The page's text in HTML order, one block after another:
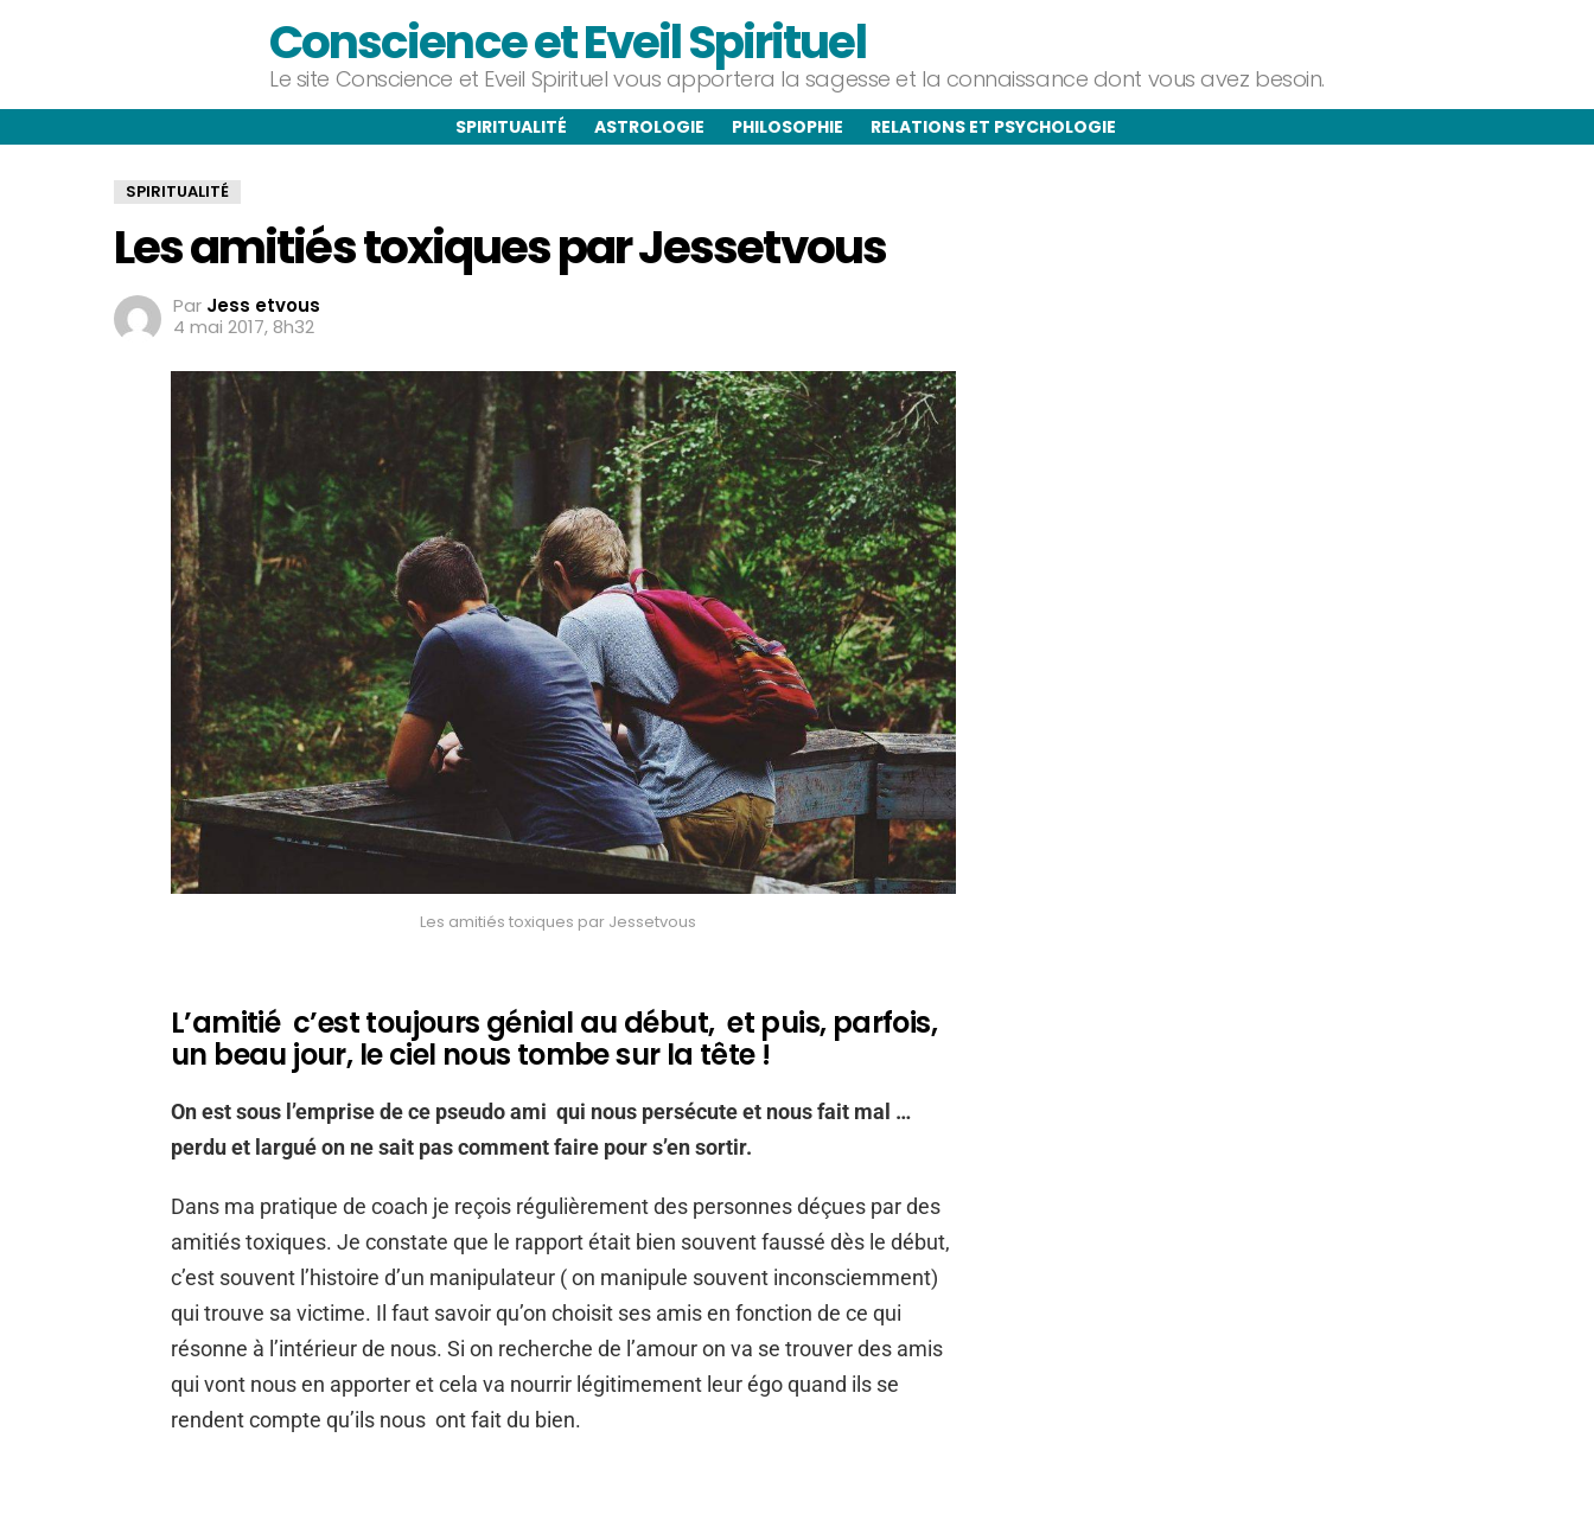
Conscience et Eveil Spirituel
Le site Conscience et Eveil Spirituel vous apportera la sagesse et la connaissance dont vous avez besoin.
SPIRITUALITÉ ASTROLOGIE PHILOSOPHIE RELATIONS ET PSYCHOLOGIE
SPIRITUALITÉ
Les amitiés toxiques par Jessetvous
Par Jess etvous
4 mai 2017, 8h32
Les amitiés toxiques par Jessetvous
L’amitié c’est toujours génial au début, et puis, parfois,
un beau jour, le ciel nous tombe sur la tête !
On est sous l’emprise de ce pseudo ami qui nous persécute et nous fait mal …
perdu et largué on ne sait pas comment faire pour s’en sortir.
Dans ma pratique de coach je reçois régulièrement des personnes déçues par des
amitiés toxiques. Je constate que le rapport était bien souvent faussé dès le début,
c’est souvent l’histoire d’un manipulateur ( on manipule souvent inconsciemment)
qui trouve sa victime. Il faut savoir qu’on choisit ses amis en fonction de ce qui
résonne à l’intérieur de nous. Si on recherche de l’amour on va se trouver des amis
qui vont nous en apporter et cela va nourrir légitimement leur égo quand ils se
rendent compte qu’ils nous ont fait du bien.